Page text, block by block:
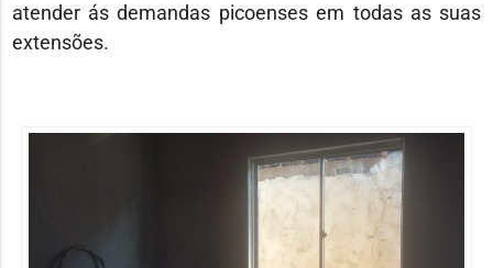
atender ás demandas picoenses em todas as suas
extensões.